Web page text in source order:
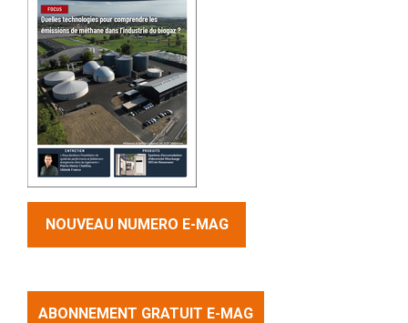
NOUVEAU NUMERO E-MAG
ABONNEMENT GRATUIT E-MAG